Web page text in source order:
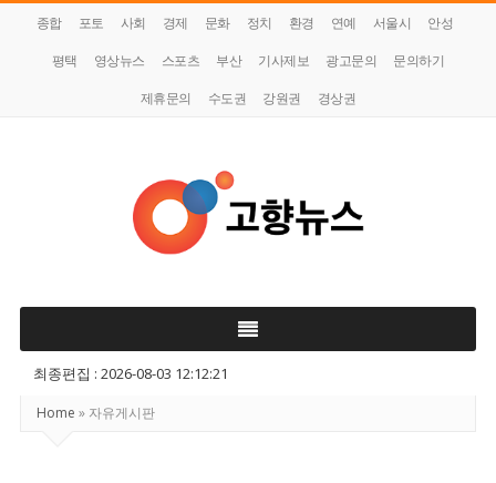
종합 포토 사회 경제 문화 정치 환경 연예 서울시
안성
평택
영상뉴스 스포츠 부산 기사제보 광고문의
문의하기
제휴문의
수도권 강원권 경상권
향
스최종편집 : 2026-08-03 12:12:21
Home » 자유게시판